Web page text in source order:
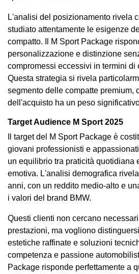
L'analisi del posizionamento rivela
studiato attentamente le esigenze
compatto. Il M Sport Package
personalizzazione e distinzione
compromessi eccessivi in termini di
Questa strategia si rivela
segmento delle compatte premium,
dell'acquisto ha un peso
Target Audience M Sport 2025
Il target del M Sport Package è
giovani professionisti e
un equilibrio tra praticità quotidiana
emotiva. L'analisi demografica
anni, con un reddito medio-alto e
i valori del brand BMW.
Questi clienti non cercano
prestazioni, ma vogliono
estetiche raffinate e soluzioni
competenza e passione
Package risponde perfettamente a